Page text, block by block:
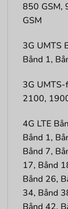
850 GSM,
GSM
3G UMTS
Bånd 1,
3G UMTS-
2100,
4G LTE
Bånd 1,
Bånd 7,
17, Bånd
Bånd 26,
34, Bånd
Bånd 42,